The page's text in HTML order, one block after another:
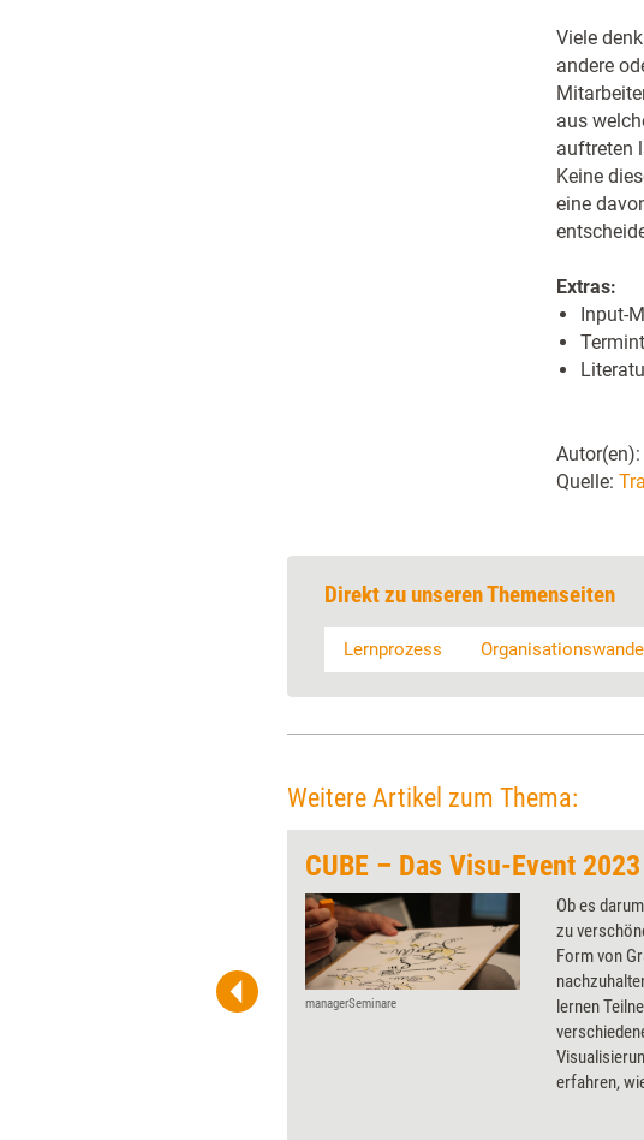
Viele
andere
aus
auftreten
Keine
eine
Extras:
Input-
Quelle:
Direkt zu unseren Themenseiten
Lernprozess Organisationswandel
Weitere Artikel zum Thema:
CUBE – Das Visu-Event 2023
managerSeminare
Ob es
zu
Form von
lernen
erfahren,